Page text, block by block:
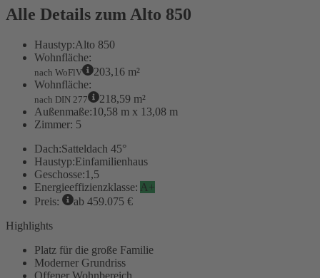
Alle Details zum Alto 850
Haustyp:Alto 850
Wohnfläche:
nach WoFlV
203,16 m²
Wohnfläche:
nach DIN 277
218,59 m²
Außenmaße:10,58 m x 13,08 m
Zimmer: 5
Dach:Satteldach 45°
Haustyp:Einfamilienhaus
Geschosse:1,5
Energieeffizienzklasse: A+
Preis:
ab 459.075 €
Highlights
Platz für die große Familie
Moderner Grundriss
Offener Wohnbereich